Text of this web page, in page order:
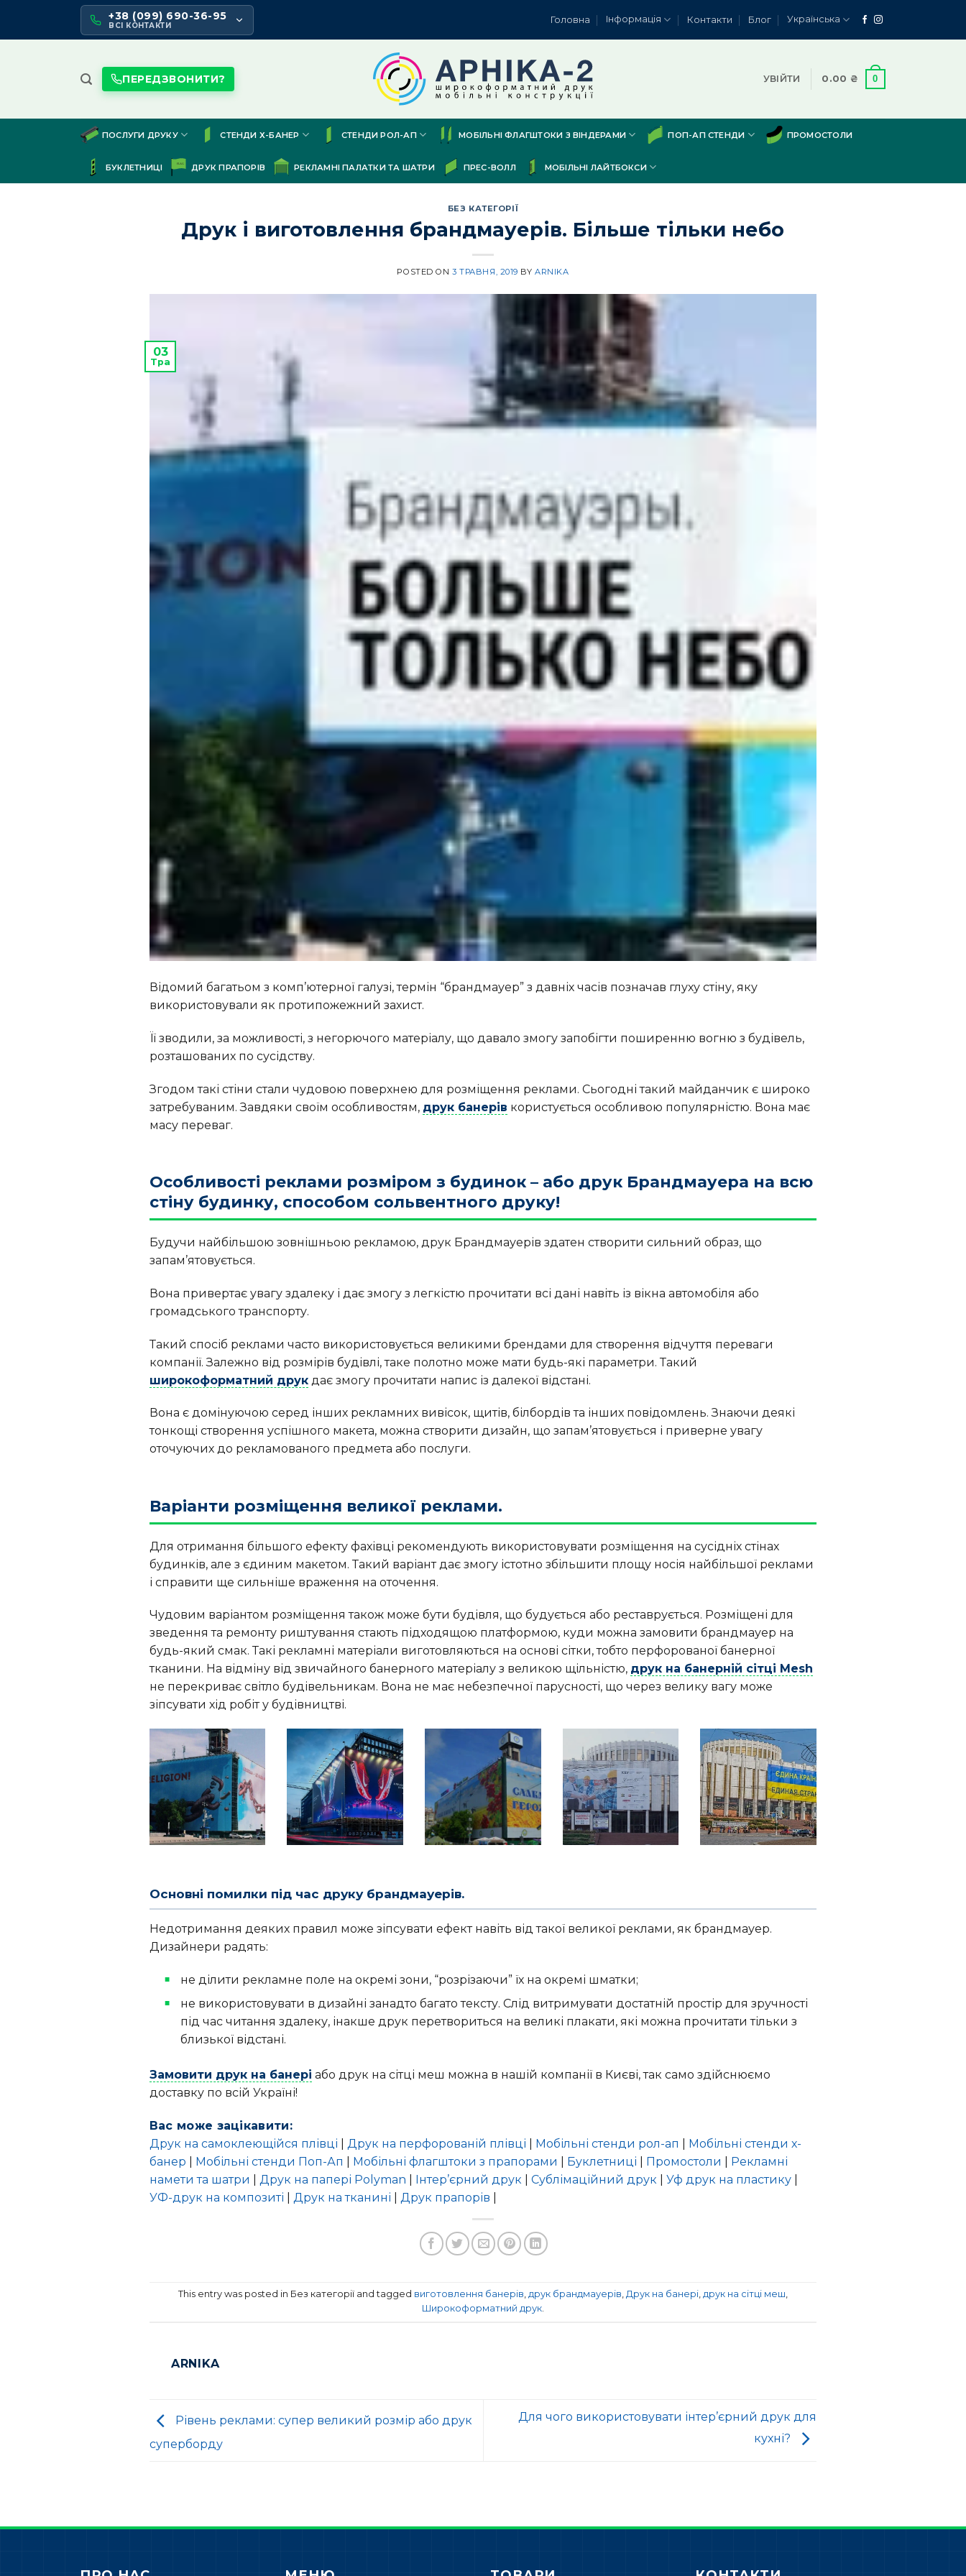
content
+38 (099) 690-36-95
ВСІ КОНТАКТИ
Головна Інформація Контакти Блог Українська
ПЕРЕДЗВОНИТИ? УВІЙТИ 0.00 ₴ 0
ПОСЛУГИ ДРУКУ СТЕНДИ Х-БАНЕР СТЕНДИ РОЛ-АП МОБІЛЬНІ ФЛАГШТОКИ З ВІНДЕРАМИ ПОП-АП СТЕНДИ ПРОМОСТОЛИ
БУКЛЕТНИЦІ ДРУК ПРАПОРІВ РЕКЛАМНІ ПАЛАТКИ ТА ШАТРИ ПРЕС-ВОЛЛ МОБІЛЬНІ ЛАЙТБОКСИ
БЕЗ КАТЕГОРІЇ
Друк і виготовлення брандмауерів. Більше тільки небо
POSTED ON3 ТРАВНЯ, 2019 BYARNIKA
03
Тра
Відомий багатьом з комп’ютерної галузі, термін “брандмауер” з давніх часів позначав глуху стіну, яку
використовували як протипожежний захист.
Її зводили, за можливості, з негорючого матеріалу, що давало змогу запобігти поширенню вогню з будівель,
розташованих по сусідству.
Згодом такі стіни стали чудовою поверхнею для розміщення реклами. Сьогодні такий майданчик є широко
затребуваним. Завдяки своїм особливостям, друк банерів користується особливою популярністю. Вона має
масу переваг.
Особливості реклами розміром з будинок – або друк Брандмауера на всю
стіну будинку, способом сольвентного друку!
Будучи найбільшою зовнішньою рекламою, друк Брандмауерів здатен створити сильний образ, що
запам’ятовується.
Вона привертає увагу здалеку і дає змогу з легкістю прочитати всі дані навіть із вікна автомобіля або
громадського транспорту.
Такий спосіб реклами часто використовується великими брендами для створення відчуття переваги
компанії. Залежно від розмірів будівлі, таке полотно може мати будь-які параметри. Такий
широкоформатний друкдає змогу прочитати напис із далекої відстані.
Вона є домінуючою серед інших рекламних вивісок, щитів, білбордів та інших повідомлень. Знаючи деякі
тонкощі створення успішного макета, можна створити дизайн, що запам’ятовується і приверне увагу
оточуючих до рекламованого предмета або послуги.
Варіанти розміщення великої реклами.
Для отримання більшого ефекту фахівці рекомендують використовувати розміщення на сусідніх стінах
будинків, але з єдиним макетом. Такий варіант дає змогу істотно збільшити площу носія найбільшої реклами
і справити ще сильніше враження на оточення.
Чудовим варіантом розміщення також може бути будівля, що будується або реставрується. Розміщені для
зведення та ремонту риштування стають підходящою платформою, куди можна замовити брандмауер на
будь-який смак. Такі рекламні матеріали виготовляються на основі сітки, тобто перфорованої банерної
тканини. На відміну від звичайного банерного матеріалу з великою щільністю, друк на банерній сітці Mesh
не перекриває світло будівельникам. Вона не має небезпечної парусності, що через велику вагу може
зіпсувати хід робіт у будівництві.
Основні помилки під час друку брандмауерів.
Недотримання деяких правил може зіпсувати ефект навіть від такої великої реклами, як брандмауер.
Дизайнери радять:
не ділити рекламне поле на окремі зони, “розрізаючи” їх на окремі шматки;
не використовувати в дизайні занадто багато тексту. Слід витримувати достатній простір для зручності
під час читання здалеку, інакше друк перетвориться на великі плакати, які можна прочитати тільки з
близької відстані.
Замовити друк на банері або друк на сітці меш можна в нашій компанії в Києві, так само здійснюємо
доставку по всій Україні!
Вас може зацікавити:
Друк на самоклеющійся плівці
Друк на перфорованій плівці Мобільні стенди рол-ап
Мобільні стенди х-
банер
Мобільні стенди Поп-Ап Мобільні флагштоки з прапорами Буклетниці Промостоли
Рекламні
намети та шатри
Друк на папері Polyman Інтер’єрний друк Сублімаційний друк Уф друк на пластику|
УФ-друк на композиті
Друк на тканині Друк прапорів
This entry was posted in Без категорії and tagged виготовлення банерів, друк брандмауерів, Друк на банері, друк на сітці меш,
Широкоформатний друк.
ARNIKA
Рівень реклами: супер великий розмір або друк
суперборду
Для чого використовувати інтер’єрний друк для
кухні?